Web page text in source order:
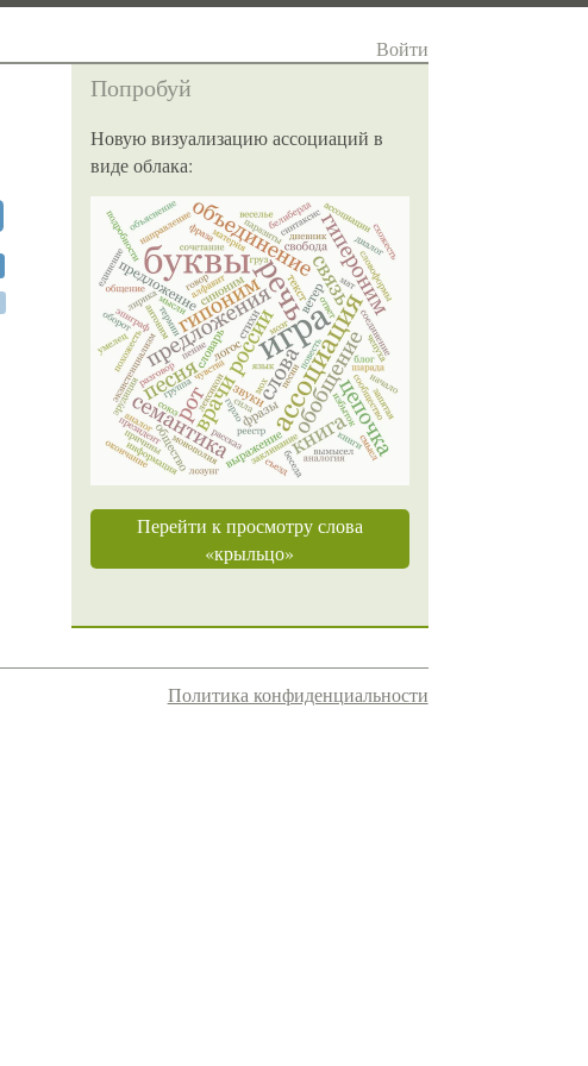
Войти
Попробуй
Новую визуализацию ассоциаций в
виде облака:
Перейти к просмотру слова
«крыльцо»
Политика конфиденциальности